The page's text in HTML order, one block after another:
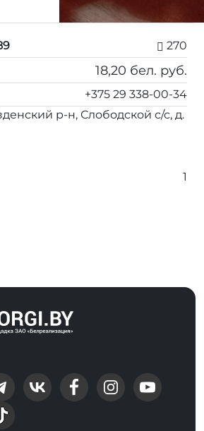
270
18,20 бел. руб.
+375 29 338-00-34
р-н, Слободской с/с, д.
1